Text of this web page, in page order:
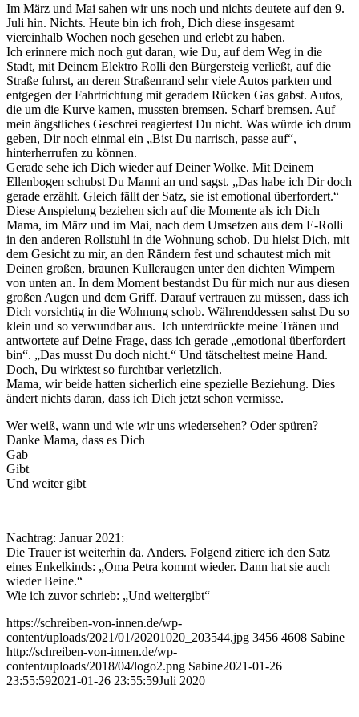
Im März und Mai sahen wir uns noch und nichts deutete auf den 9.
Juli hin. Nichts. Heute bin ich froh, Dich diese insgesamt
viereinhalb Wochen noch gesehen und erlebt zu haben.
Ich erinnere mich noch gut daran, wie Du, auf dem Weg in die
Stadt, mit Deinem Elektro Rolli den Bürgersteig verließt, auf die
Straße fuhrst, an deren Straßenrand sehr viele Autos parkten und
entgegen der Fahrtrichtung mit geradem Rücken Gas gabst. Autos,
die um die Kurve kamen, mussten bremsen. Scharf bremsen. Auf
mein ängstliches Geschrei reagiertest Du nicht. Was würde ich drum
geben, Dir noch einmal ein „Bist Du narrisch, passe auf“,
hinterherrufen zu können.
Gerade sehe ich Dich wieder auf Deiner Wolke. Mit Deinem
Ellenbogen schubst Du Manni an und sagst. „Das habe ich Dir doch
gerade erzählt. Gleich fällt der Satz, sie ist emotional überfordert.“
Diese Anspielung beziehen sich auf die Momente als ich Dich
Mama, im März und im Mai, nach dem Umsetzen aus dem E-Rolli
in den anderen Rollstuhl in die Wohnung schob. Du hielst Dich, mit
dem Gesicht zu mir, an den Rändern fest und schautest mich mit
Deinen großen, braunen Kulleraugen unter den dichten Wimpern
von unten an. In dem Moment bestandst Du für mich nur aus diesen
großen Augen und dem Griff. Darauf vertrauen zu müssen, dass ich
Dich vorsichtig in die Wohnung schob. Währenddessen sahst Du so
klein und so verwundbar aus. Ich unterdrückte meine Tränen und
antwortete auf Deine Frage, dass ich gerade „emotional überfordert
bin“. „Das musst Du doch nicht.“ Und tätscheltest meine Hand.
Doch, Du wirktest so furchtbar verletzlich.
Mama, wir beide hatten sicherlich eine spezielle Beziehung. Dies
ändert nichts daran, dass ich Dich jetzt schon vermisse.
Wer weiß, wann und wie wir uns wiedersehen? Oder spüren?
Danke Mama, dass es Dich
Gab
Gibt
Und weiter gibt
Nachtrag: Januar 2021:
Die Trauer ist weiterhin da. Anders. Folgend zitiere ich den Satz
eines Enkelkinds: „Oma Petra kommt wieder. Dann hat sie auch
wieder Beine.“
Wie ich zuvor schrieb: „Und weitergibt“
https://schreiben-von-innen.de/wp-
content/uploads/2021/01/20201020_203544.jpg 3456 4608 Sabine
http://schreiben-von-innen.de/wp-
content/uploads/2018/04/logo2.png Sabine2021-01-26
23:55:592021-01-26 23:55:59Juli 2020